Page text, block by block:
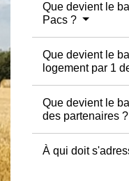
Que devient le
Pacs ?
Que devient le
logement par 1
Que devient le
des partenaires ?
À qui doit